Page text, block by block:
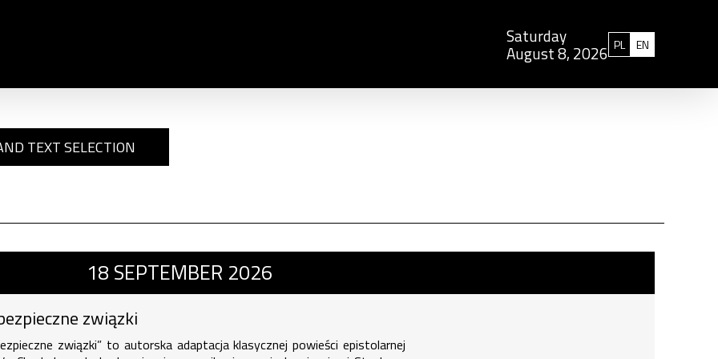
Saturday
August 8, 2026 PL Polski
ENEnglish
TEXT SELECTION
, 18 september 2026, time 19:00
18 SEPTEMBER 2026
związki
związki” to autorska adaptacja klasycznej powieści epistolarnej